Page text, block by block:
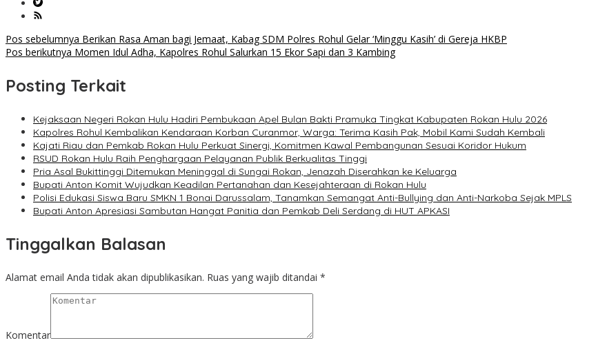
Navigasi
Pos sebelumnya Berikan Rasa Aman bagi Jemaat, Kabag SDM Polres Rohul Gelar ‘Minggu Kasih’ di Gereja HKBP
Pos berikutnya Momen Idul Adha, Kapolres Rohul Salurkan 15 Ekor Sapi dan 3 Kambing
Posting Terkait
Kejaksaan Negeri Rokan Hulu Hadiri Pembukaan Apel Bulan Bakti Pramuka Tingkat Kabupaten Rokan Hulu 2026
Kapolres Rohul Kembalikan Kendaraan Korban Curanmor, Warga: Terima Kasih Pak, Mobil Kami Sudah Kembali
Kajati Riau dan Pemkab Rokan Hulu Perkuat Sinergi, Komitmen Kawal Pembangunan Sesuai Koridor Hukum
RSUD Rokan Hulu Raih Penghargaan Pelayanan Publik Berkualitas Tinggi
Pria Asal Bukittinggi Ditemukan Meninggal di Sungai Rokan, Jenazah Diserahkan ke Keluarga
Bupati Anton Komit Wujudkan Keadilan Pertanahan dan Kesejahteraan di Rokan Hulu
Polisi Edukasi Siswa Baru SMKN 1 Bonai Darussalam, Tanamkan Semangat Anti-Bullying dan Anti-Narkoba Sejak MPLS
Bupati Anton Apresiasi Sambutan Hangat Panitia dan Pemkab Deli Serdang di HUT APKASI
Tinggalkan Balasan
Alamat email Anda tidak akan dipublikasikan. Ruas yang wajib ditandai *
Komentar